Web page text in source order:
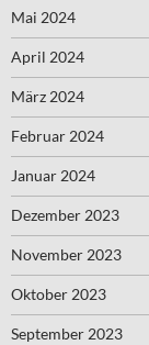
Mai 2024
April 2024
März 2024
Februar 2024
Januar 2024
Dezember 2023
November 2023
Oktober 2023
September 2023